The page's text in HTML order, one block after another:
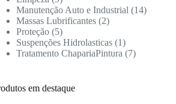
Manutenção Auto e Industrial
14
Massas Lubrificantes 2
Proteção 5
Suspenções Hidrolasticas 1
Tratamento ChapariaPintura
7
em destaque